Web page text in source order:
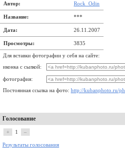
Автор: Rock_Odin
Название: ***
Дата: 26.11.2007
Просмотры: 3835
Для вставки фотографии у себя на сайте:
иконка с сылкой:
фотография:
Постоянная ссылка на фото: http://kubanphoto.ru/
Голосование
+ 1 –
Результаты голосования